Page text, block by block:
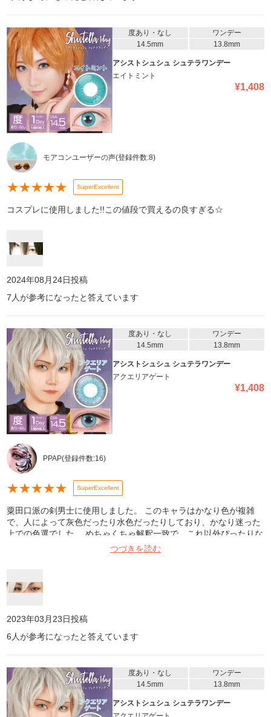
度あり・なし
ワンデー
14.5mm
13.8mm
アシストシュシュ シュテラワンデー
エイトミント
¥1,408
モアコンユーザーの声(登録件数:8)
★★★★★ SuperExcellent
コスプレに使用しました!!この値段で買えるの良すぎる☆
2024年08月24日投稿
7 人が参考になったと答えています
度あり・なし
ワンデー
14.5mm
13.8mm
アシストシュシュ シュテラワンデー
アクエリアゲート
¥1,408
PPAP(登録件数:16)
★★★★★ SuperExcellent
粟田口派の剣男士に使用しました。 このキャラはかなり色が複雑
で、人によって灰色だったり水色だったりしており、かなり迷った
上での色選でした。 めちゃくちゃ解釈一致で、これ以外ぴったりな
色はない！と個人的には思っています！ 目の大きさもちょうどよ
く、男性キャラにもめちゃくちゃ使えます！色の多さは業界一でき
てます。
つづきを読む
2023年03月23日投稿
6 人が参考になったと答えています
度あり・なし
ワンデー
14.5mm
13.8mm
アシストシュシュ シュテラワンデー